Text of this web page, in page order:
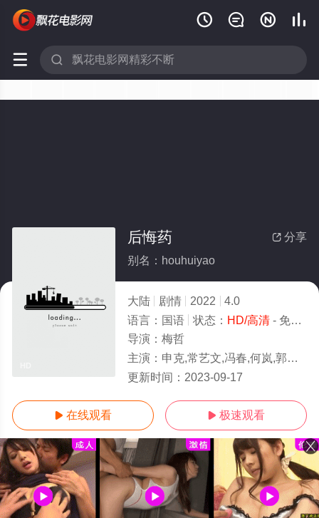
   
 
 分享
后悔药
别名：houhuiyao
大陆 剧情 2022
4.0
语言： 国语 状态： HD/高清- 免费在线播放
导演： 梅哲
主演： 申克,常艺文,冯春,何岚,郭瑞,李根
更新时间： 2023-09-17
 在线观看  极速观看